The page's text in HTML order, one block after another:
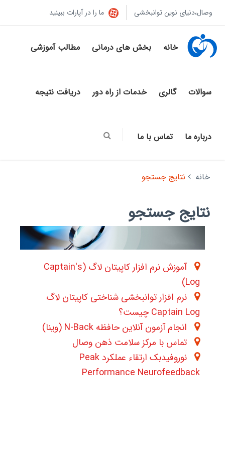
وصال،دنیای نوین توانبخشی ما را در آپارات ببینید
خانه بخش های درمانی مطالب آموزشی
سوالات گالری خدمات از راه دور دریافت نتیجه
درباره ما تماس با ما
خانه نتایج جستجو
نتایج جستجو
آموزش نرم افزار کاپیتان لاگ (Captain's
Log)
نرم افزار توانبخشی شناختی کاپیتان لاگ
Captain Log چیست؟
انجام آزمون آنلاین حافظه N-Back (وینا)
تماس با مرکز سلامت ذهن وصال
نوروفیدبک ارتقاء عملکرد Peak
Performance Neurofeedback